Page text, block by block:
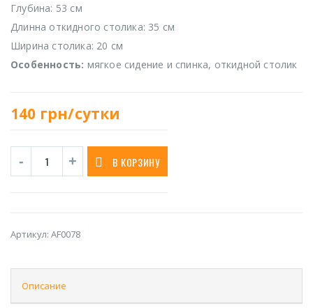
Глубина: 53 см
Длинна откидного столика: 35 см
Ширина столика: 20 см
Особенность: мягкое сидение и спинка, откидной столик
140 грн/сутки
В КОРЗИНУ
Артикул: AF0078
Описание